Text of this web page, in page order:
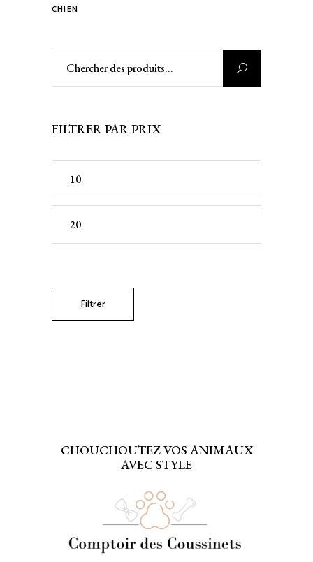
CHIEN
FILTRER PAR PRIX
max
Filtrer
CHOUCHOUTEZ VOS ANIMAUX
AVEC STYLE